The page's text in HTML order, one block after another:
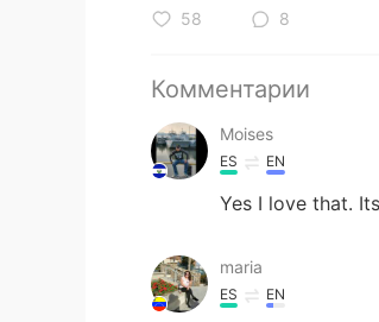
58 8
Комментарии
Moises
ES EN
Yes I love that.
maria
ES EN